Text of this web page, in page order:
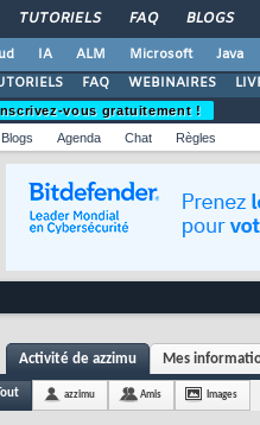
TUTORIELS FAQ BLOGS
IA ALM Microsoft Java
FAQ WEBINAIRES
vous gratuitement !
Blogs Agenda Chat Règles
Activité de azzimu Mes
azzimu Amis Images